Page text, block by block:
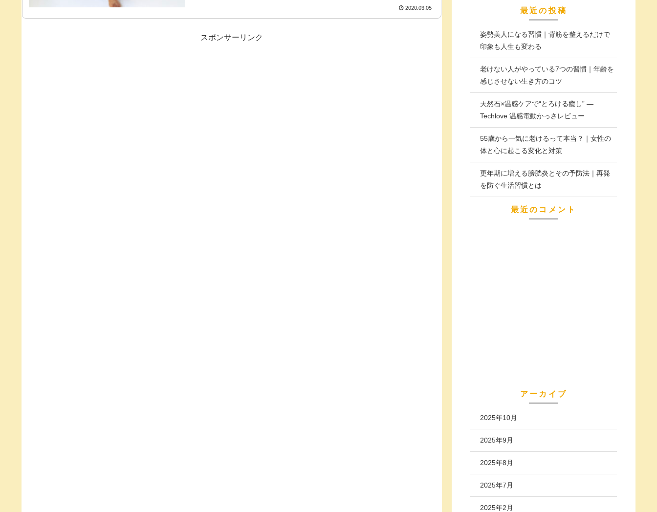
2020.03.05
スポンサーリンク
最近の投稿
姿勢美人になる習慣｜背筋を整えるだけで
印象も人生も変わる
老けない人がやっている7つの習慣｜年齢を
感じさせない生き方のコツ
天然石×温感ケアで“とろける癒し” —
Techlove 温感電動かっさレビュー
55歳から一気に老けるって本当？｜女性の
体と心に起こる変化と対策
更年期に増える膀胱炎とその予防法｜再発
を防ぐ生活習慣とは
最近のコメント
アーカイブ
2025年10月
2025年9月
2025年8月
2025年7月
2025年2月